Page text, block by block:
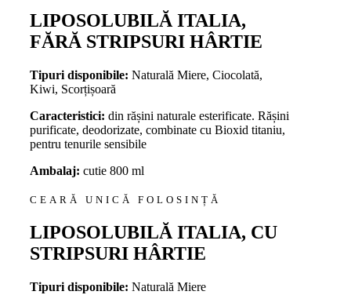
LIPOSOLUBILĂ ITALIA,
FĂRĂ STRIPSURI HÂRTIE
Tipuri disponibile: Naturală Miere, Ciocolată,
Kiwi, Scorțișoară
Caracteristici: din rășini naturale esterificate. Rășini
purificate, deodorizate, combinate cu Bioxid titaniu,
pentru tenurile sensibile
Ambalaj: cutie 800 ml
CEARĂ UNICĂ FOLOSINȚĂ
LIPOSOLUBILĂ ITALIA, CU
STRIPSURI HÂRTIE
Tipuri disponibile: Naturală Miere